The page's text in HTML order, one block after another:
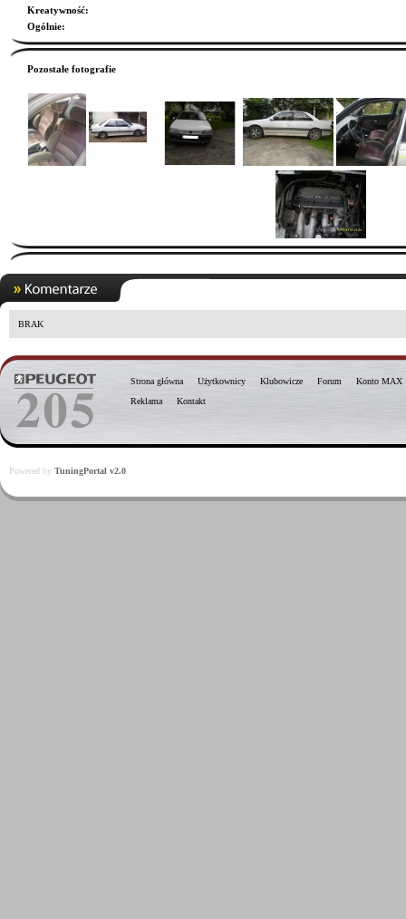
Kreatywność:
Ogólnie:
Pozostałe fotografie
BRAK
Strona główna Użytkownicy Klubowicze Forum
Konto MAX
Reklama
Kontakt
Powered by TuningPortal v2.0